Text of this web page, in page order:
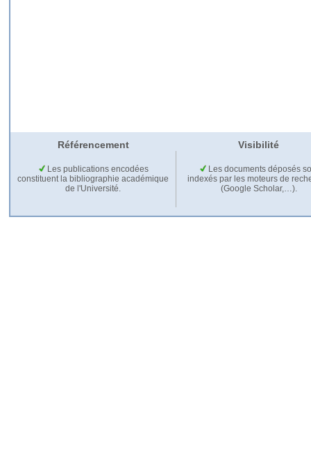
Référencement Visibilité
Les publications encodées
constituent la bibliographie académique
de l'Université.
Les documents déposés
indexés par les moteurs de
(Google Scholar,…).